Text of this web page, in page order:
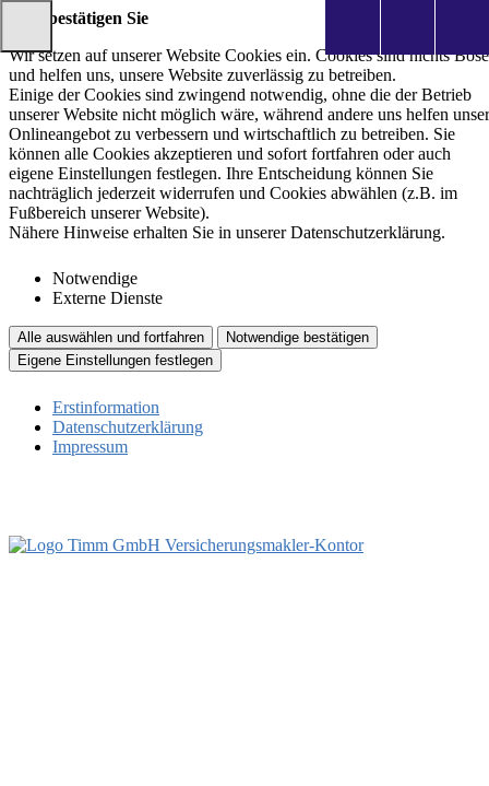
Bitte bestätigen Sie
Wir setzen auf unserer Website Cookies ein. Cookies sind nichts
und helfen uns, unsere Website zuverlässig zu betreiben.
Einige der Cookies sind zwingend notwendig, ohne die der Betrieb
unserer Website nicht möglich wäre, während andere uns helfen unser
Onlineangebot zu verbessern und wirtschaftlich zu betreiben. Sie
können alle Cookies akzeptieren und sofort fortfahren oder auch
eigene Einstellungen festlegen. Ihre Entscheidung können Sie
nachträglich jederzeit widerrufen und Cookies abwählen (z.B. im
Fußbereich unserer Website).
Nähere Hinweise erhalten Sie in unserer Datenschutzerklärung.
Notwendige
Externe Dienste
Alle auswählen und fortfahren
Notwendige bestätigen
Eigene Einstellungen festlegen
Erstinformation
Datenschutzerklärung
Impressum